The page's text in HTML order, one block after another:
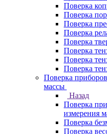
Поверка
Поверка
Поверка
Поверка
Поверка
Поверка
Поверка
Поверка
Поверка
массы
Назад
Поверка
измерения
Поверка
Поверка